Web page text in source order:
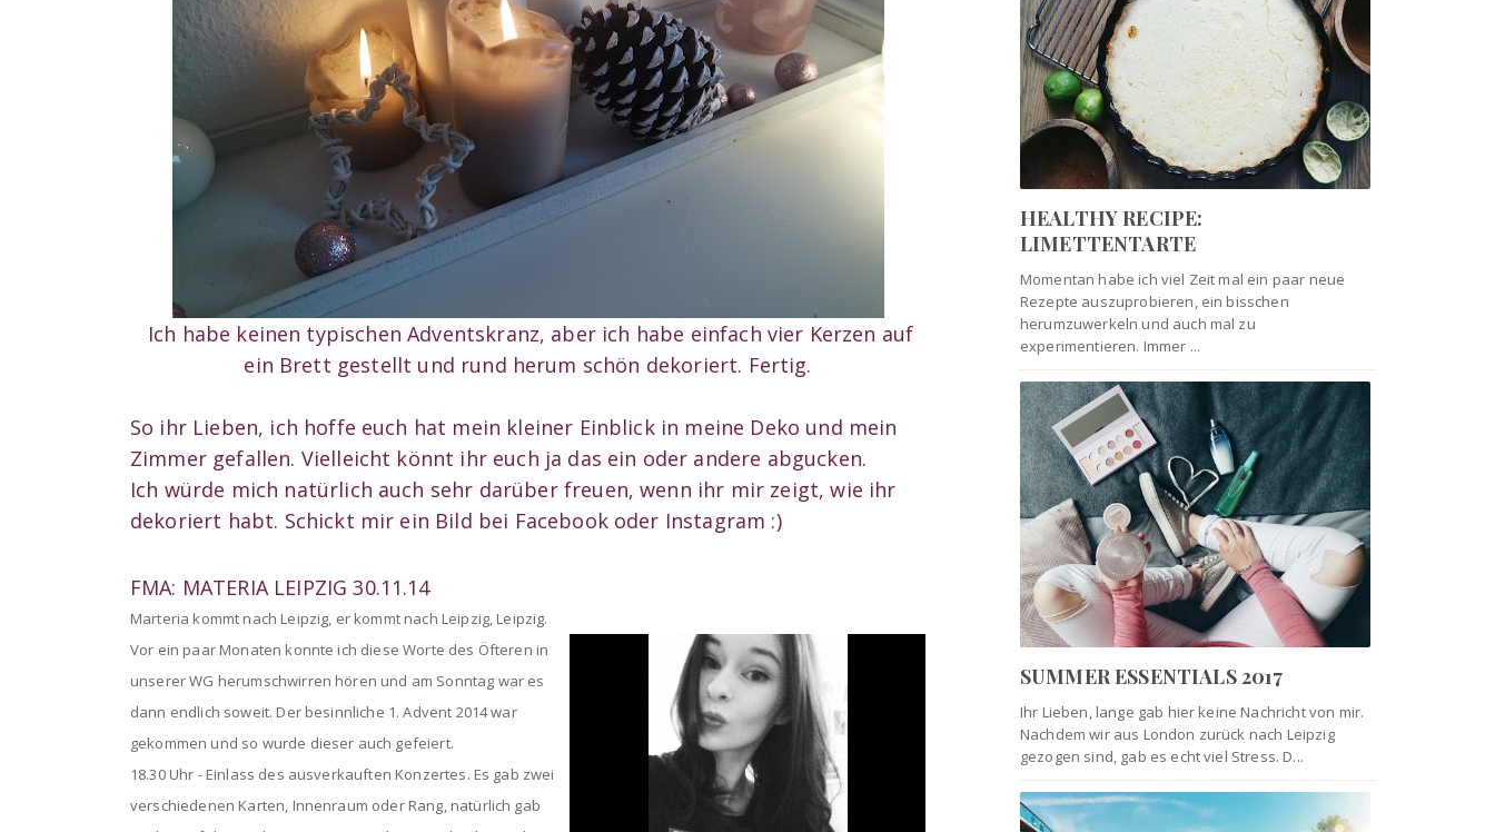
Ich habe keinen typischen Adventskranz, aber ich habe einfach vier Kerzen auf
ein Brett gestellt und rund herum schön dekoriert. Fertig.
So ihr Lieben, ich hoffe euch hat mein kleiner Einblick in meine Deko und mein
Zimmer gefallen. Vielleicht könnt ihr euch ja das ein oder andere abgucken.
Ich würde mich natürlich auch sehr darüber freuen, wenn ihr mir zeigt, wie ihr
dekoriert habt. Schickt mir ein Bild bei Facebook oder Instagram :)
FMA: MATERIA LEIPZIG 30.11.14
Marteria kommt nach Leipzig, er kommt nach Leipzig, Leipzig.
Vor ein paar Monaten konnte ich diese Worte des Öfteren in
unserer WG herumschwirren hören und am Sonntag war es
dann endlich soweit. Der besinnliche 1. Advent 2014 war
gekommen und so wurde dieser auch gefeiert.
18.30 Uhr - Einlass des ausverkauften Konzertes. Es gab zwei
verschiedenen Karten, Innenraum oder Rang, natürlich gab
HEALTHY RECIPE:
LIMETTENTARTE
Momentan habe ich viel Zeit mal ein paar neue
Rezepte auszuprobieren, ein bisschen
herumzuwerkeln und auch mal zu
experimentieren. Immer ...
SUMMER ESSENTIALS 2017
Ihr Lieben, lange gab hier keine Nachricht von mir.
Nachdem wir aus London zurück nach Leipzig
gezogen sind, gab es echt viel Stress. D...